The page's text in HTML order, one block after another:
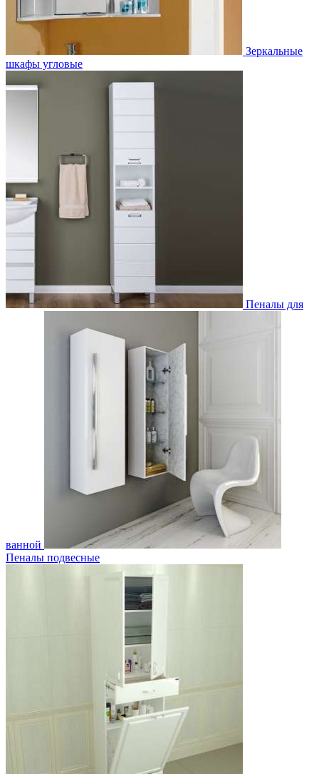
Зеркальные
шкафы угловые
Пеналы для
ванной
Пеналы подвесные